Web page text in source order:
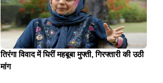
तिरंगा विवाद में घिरीं महबूबा मुफ्ती, गिरफ्तारी की उठी
मांग